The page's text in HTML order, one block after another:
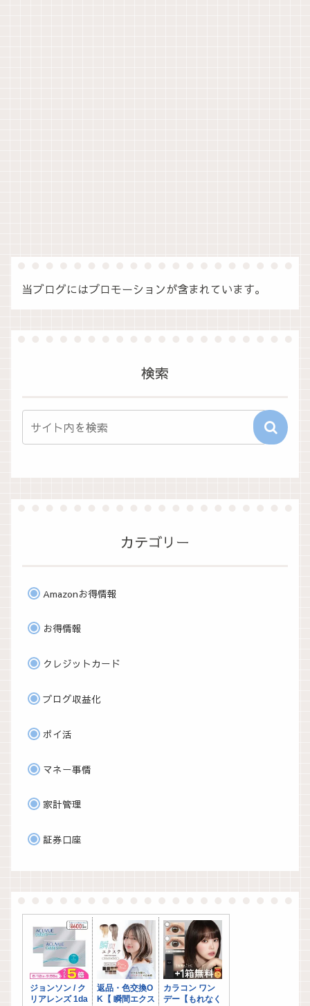
当ブログにはプロモーションが含まれています。
検索
カテゴリー
Amazonお得情報
お得情報
クレジットカード
ブログ収益化
ポイ活
マネー事情
家計管理
証券口座